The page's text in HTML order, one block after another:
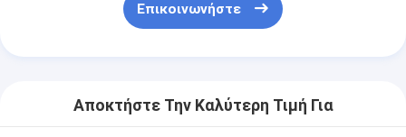
Επικοινωνήστε
Αποκτήστε Την Καλύτερη Τιμή Για